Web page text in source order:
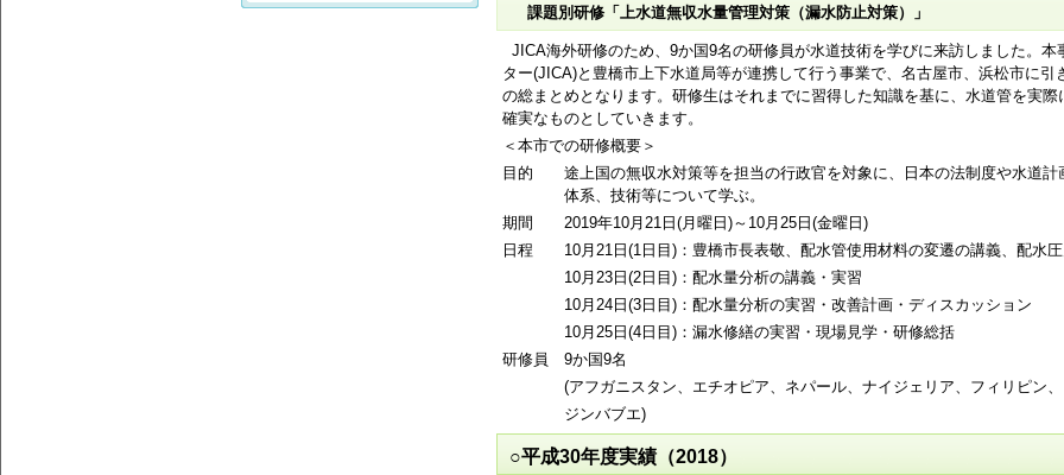
課題別研修「上水道無収水量管理対策（漏水防止対策）」
JICA海外研修のため、9か国9名の研修員が水道技術を学びに来訪しました。
ター(JICA)と豊橋市上下水道局等が連携して行う事業で、名古屋市、浜松市に
の総まとめとなります。研修生はそれまでに習得した知識を基に、水道管を実
確実なものとしていきます。
＜本市での研修概要＞
目的 途上国の無収水対策等を担当の行政官を対象に、日本の法制度や水道計
体系、技術等について学ぶ。
期間 2019年10月21日(月曜日)～10月25日(金曜日)
日程 10月21日(1日目)：豊橋市長表敬、配水管使用材料の変遷の講義、配水
10月23日(2日目)：配水量分析の講義・実習
10月24日(3日目)：配水量分析の実習・改善計画・ディスカッション
10月25日(4日目)：漏水修繕の実習・現場見学・研修総括
研修員 9か国9名
(アフガニスタン、エチオピア、ネパール、ナイジェリア、フィリピン、
ジンバブエ)
○平成30年度実績（2018）